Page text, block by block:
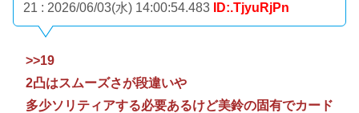
21 : 2026/06/03(水) 14:00:54.483 ID:.TjyuRjPn
>>19
2凸はスムーズさが段違いや
多少ソリティアする必要あるけど美鈴の固有でカード